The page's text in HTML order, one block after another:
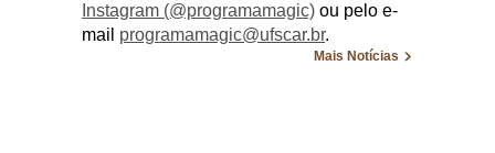
Instagram (@programamagic) ou pelo e-
mail programamagic@ufscar.br.
Mais Notícias